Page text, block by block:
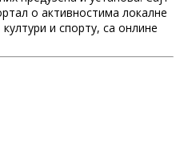
о активностима локалне
и спорту, са онлине